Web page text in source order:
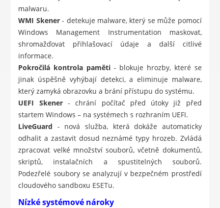
malwaru.
WMI Skener- detekuje malware, který se může pomocí
Windows Management Instrumentation maskovat,
shromažďovat přihlašovací údaje a další citlivé
informace.
Pokročilá kontrola paměti- blokuje hrozby, které se
jinak úspěšně vyhýbají detekci, a eliminuje malware,
který zamyká obrazovku a brání přístupu do systému.
UEFI Skener- chrání počítač před útoky již před
startem Windows – na systémech s rozhraním UEFI.
LiveGuard - nová služba, která dokáže automaticky
odhalit a zastavit dosud neznámé typy hrozeb. Zvládá
zpracovat velké množství souborů, včetně dokumentů,
skriptů, instalačních a spustitelných souborů.
Podezřelé soubory se analyzují v bezpečném prostředí
cloudového sandboxu ESETu.
Nízké systémové nároky